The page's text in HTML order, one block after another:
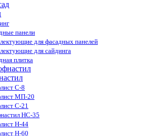
панели
для фасадных панелей
для сайдинга
плитка
С-8
МП-20
С-21
НС-35
Н-44
Н-60